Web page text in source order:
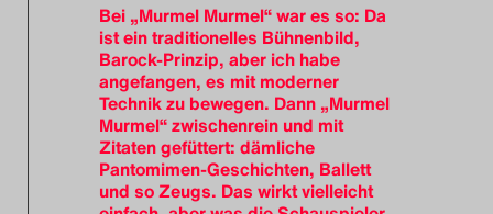
Bei „Murmel Murmel“ war es so: Da
ist ein traditionelles Bühnenbild,
Barock-Prinzip, aber ich habe
angefangen, es mit moderner
Technik zu bewegen. Dann „Murmel
Murmel“ zwischenrein und mit
Zitaten gefüttert: dämliche
Pantomimen-Geschichten, Ballett
und so Zeugs. Das wirkt vielleicht